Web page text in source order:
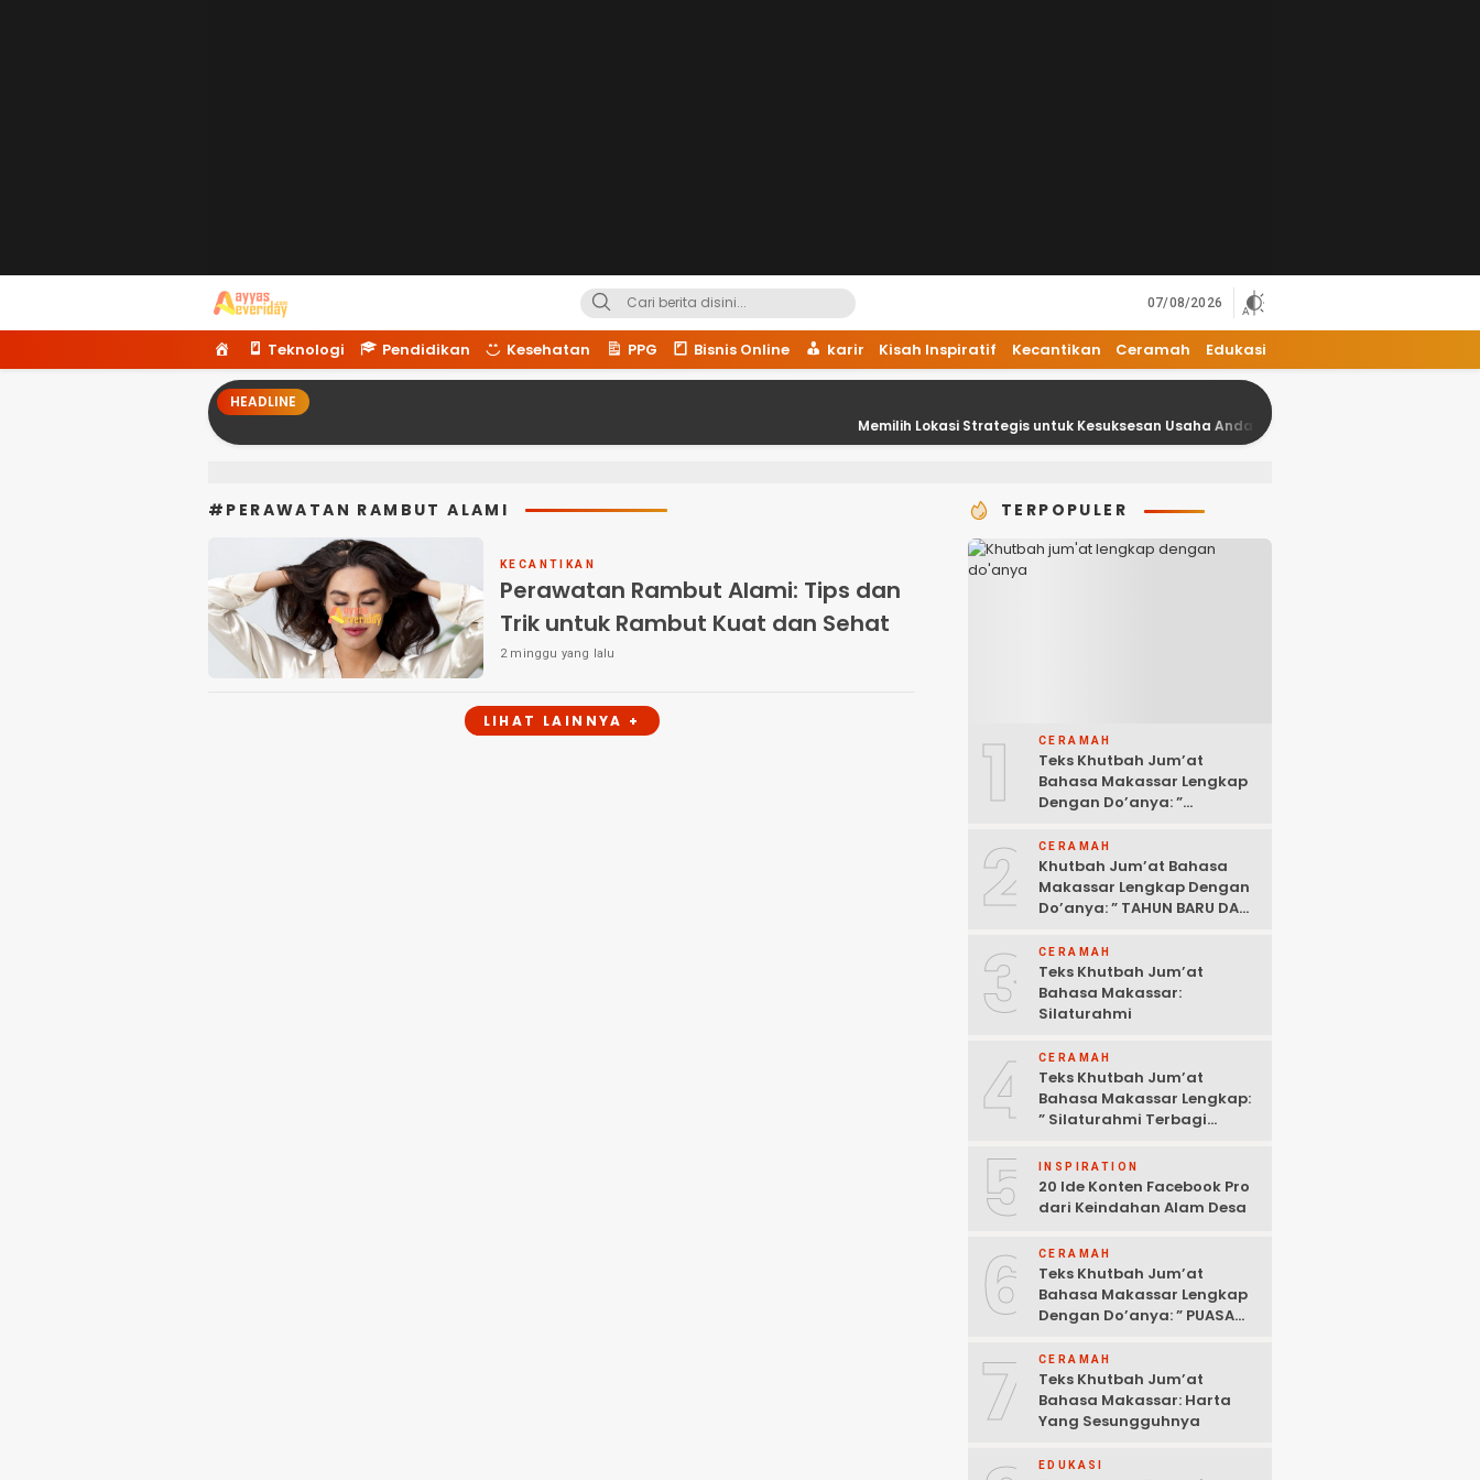
Ayyaseveriday
Beragam Informasi Hari Ini
07/08/2026
o
m
e
Teknologi Pendidikan Kesehatan PPG Bisnis Online karir Kisah Inspiratif Kecantikan Ceramah Edukasi
HEADLINE
Memilih Lokasi Strategis untuk Kesuksesan Usaha Anda
18 Kesalahan Umum dalam
#PERAWATAN RAMBUT ALAMI
KECANTIKAN
Perawatan Rambut Alami: Tips dan
Trik untuk Rambut Kuat dan Sehat
2 minggu yang lalu
LIHAT LAINNYA +
TERPOPULER
1 CERAMAH
Teks Khutbah Jum’at
Bahasa Makassar Lengkap
Dengan Do’anya: ”
2 CERAMAH
Khutbah Jum’at Bahasa
Makassar Lengkap Dengan
Do’anya: ” TAHUN BARU DAN
3 CERAMAH
Teks Khutbah Jum’at
Bahasa Makassar:
Silaturahmi
4 CERAMAH
Teks Khutbah Jum’at
Bahasa Makassar Lengkap:
” Silaturahmi Terbagi
5 INSPIRATION
20 Ide Konten Facebook Pro
dari Keindahan Alam Desa
6 CERAMAH
Teks Khutbah Jum’at
Bahasa Makassar Lengkap
Dengan Do’anya: ” PUASA
HAWA NAFSU “
7 CERAMAH
Teks Khutbah Jum’at
Bahasa Makassar: Harta
Yang Sesungguhnya
EDUKASI